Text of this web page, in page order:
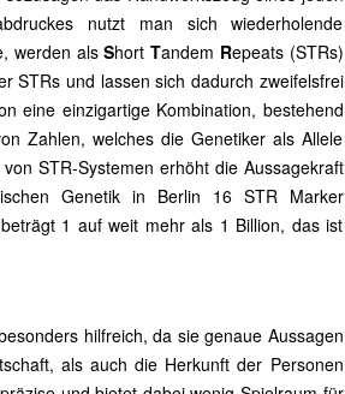
nutzt man sich wiederholende
werden alsShortTandem Repeats (STRs)
STRs und lassen sich dadurch zweifelsfrei
eine einzigartige Kombination, bestehend
Zahlen, welches die Genetiker als Allele
STR-Systemen erhöht die Aussagekraft
Genetik in Berlin 16 STR Marker
1 auf weit mehr als 1 Billion, das ist
hilfreich, da sie genaue Aussagen
als auch die Herkunft der Personen